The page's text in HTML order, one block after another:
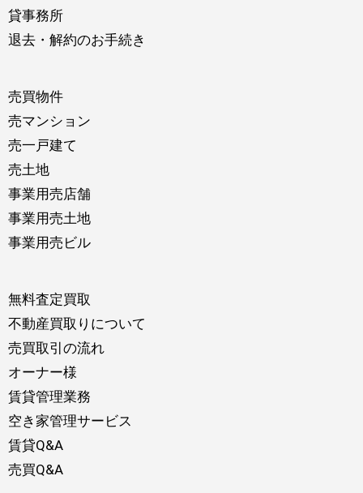
貸事務所
退去・解約のお手続き
売買物件
売マンション
売一戸建て
売土地
事業用売店舗
事業用売土地
事業用売ビル
無料査定買取
不動産買取りについて
売買取引の流れ
オーナー様
賃貸管理業務
空き家管理サービス
賃貸Q&A
売買Q&A